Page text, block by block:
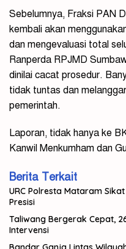
Sebelumnya, Fraksi PAN
kembali akan
dan mengevaluasi total
Ranperda RPJMD
dinilai cacat prosedur.
tidak tuntas dan
pemerintah.
Laporan, tidak hanya ke
Kanwil Menkumham dan
Berita Terkait
URC Polresta Mataram
Presisi
Taliwang Bergerak Cepat,
Intervensi